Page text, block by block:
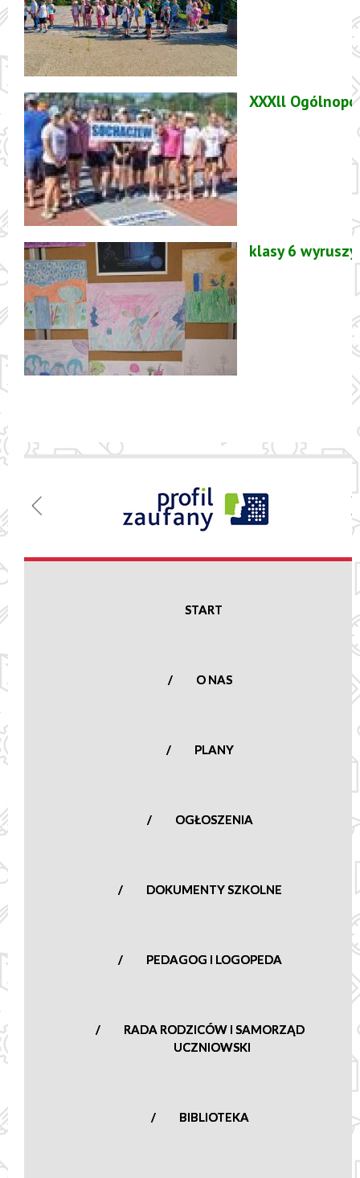
XXXll
klasy 6
(46) 861 23
START
O NAS
PLANY
OGŁOSZENIA
DOKUMENTY SZKOLNE
PEDAGOG I LOGOPEDA
RADA RODZICÓW I SAMORZĄD
UCZNIOWSKI
BIBLIOTEKA